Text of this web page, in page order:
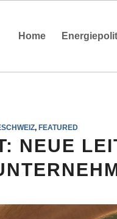
Home
,FEATURED
NEUE